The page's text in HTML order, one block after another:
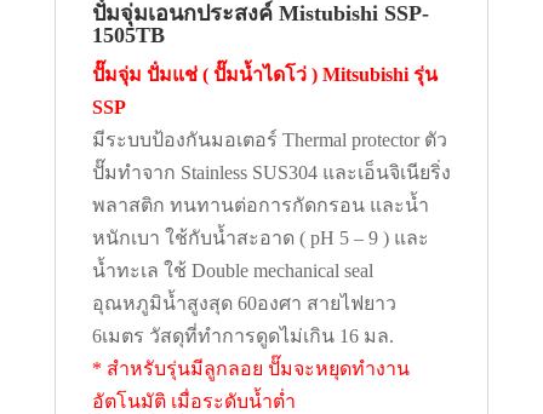
ปัํมจุ่มเอนกประสงค์ Mistubishi SSP-
1505TB
ปั๊มจุ่ม ปัํมแช่ ( ปั๊มน้ำไดโว่ ) Mitsubishi รุ่น
SSP
มีระบบป้องกันมอเตอร์ Thermal protector ตัว
ปั๊มทำจาก Stainless SUS304 และเอ็นจิเนียริ่ง
พลาสติก ทนทานต่อการกัดกรอน และน้ำ
หนักเบา ใช้กับน้ำสะอาด ( pH 5 – 9 ) และ
น้ำทะเล ใช้ Double mechanical seal
อุณหภูมิน้ำสูงสุด 60องศา สายไฟยาว
6เมตร วัสดุที่ทำการดูดไม่เกิน 16 มล.
* สำหรับรุ่นมีลูกลอย ปั๊มจะหยุดทำงาน
อัตโนมัติ เมื่อระดับน้ำต่ำ